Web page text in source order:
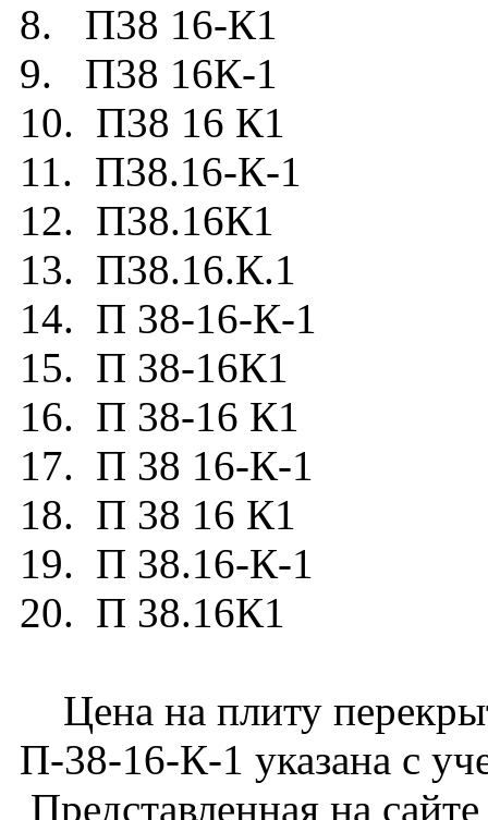
8. П38 16-К1
9. П38 16К-1
10. П38 16 К1
11. П38.16-К-1
12. П38.16К1
13. П38.16.К.1
14. П 38-16-К-1
15. П 38-16К1
16. П 38-16 К1
17. П 38 16-К-1
18. П 38 16 К1
19. П 38.16-К-1
20. П 38.16К1
Цена на плиту
П-38-16-К-1 указана с
Представленная на